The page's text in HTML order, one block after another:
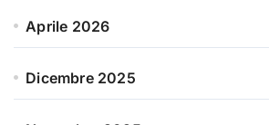
Aprile 2026
Dicembre 2025